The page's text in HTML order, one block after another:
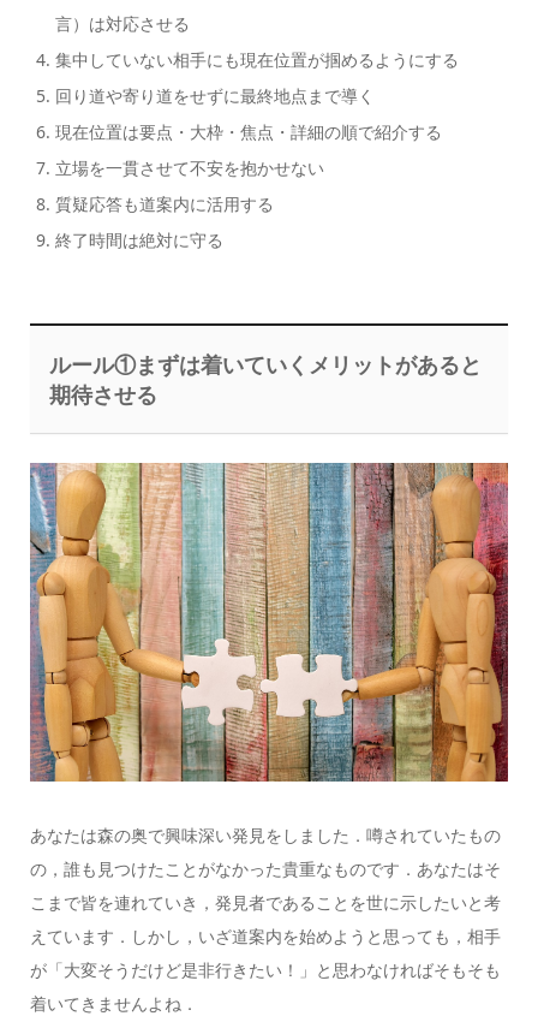
言）は対応させる
集中していない相手にも現在位置が掴めるようにする
回り道や寄り道をせずに最終地点まで導く
現在位置は要点・大枠・焦点・詳細の順で紹介する
立場を一貫させて不安を抱かせない
質疑応答も道案内に活用する
終了時間は絶対に守る
ルール①まずは着いていくメリットがあると
期待させる
あなたは森の奥で興味深い発見をしました．噂されていたもの
の，誰も見つけたことがなかった貴重なものです．あなたはそ
こまで皆を連れていき，発見者であることを世に示したいと考
えています．しかし，いざ道案内を始めようと思っても，相手
が「大変そうだけど是非行きたい！」と思わなければそもそも
着いてきませんよね．